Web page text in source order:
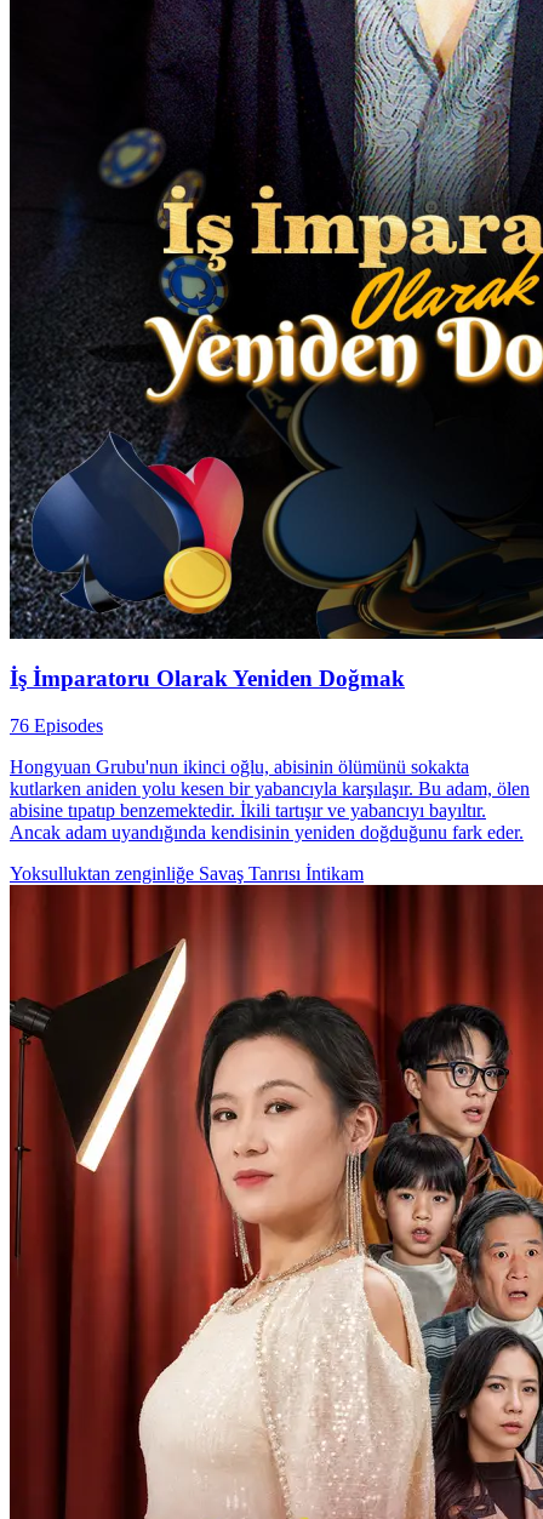
İş İmparatoru Olarak Yeniden Doğmak
76 Episodes
Hongyuan Grubu'nun ikinci oğlu, abisinin ölümünü sokakta
kutlarken aniden yolu kesen bir yabancıyla karşılaşır. Bu adam, ölen
abisine tıpatıp benzemektedir. İkili tartışır ve yabancıyı bayıltır.
Ancak adam uyandığında kendisinin ​​yeniden doğduğunu​​ fark eder.
Yoksulluktan zenginliğe Savaş Tanrısı İntikam